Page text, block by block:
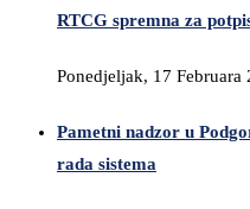
RTCG spremna za
Ponedjeljak, 17 Februara
Pametni nadzor u
rada sistema